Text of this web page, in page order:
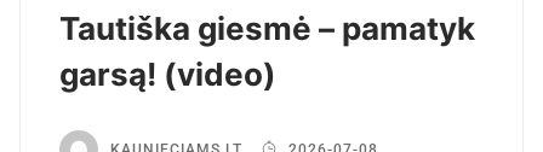
Tautiška giesmė – pamatyk
garsą! (video)